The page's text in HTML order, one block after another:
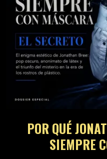
POR QUÉ
SIEMPRE